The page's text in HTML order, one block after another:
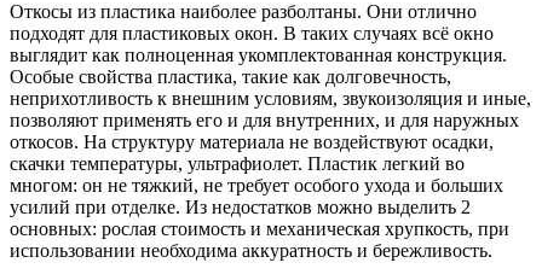
Откосы из пластика наиболее разболтаны. Они отлично
подходят для пластиковых окон. В таких случаях всё окно
выглядит как полноценная укомплектованная конструкция.
Особые свойства пластика, такие как долговечность,
неприхотливость к внешним условиям, звукоизоляция и иные,
позволяют применять его и для внутренних, и для наружных
откосов. На структуру материала не воздействуют осадки,
скачки температуры, ультрафиолет. Пластик легкий во
многом: он не тяжкий, не требует особого ухода и больших
усилий при отделке. Из недостатков можно выделить 2
основных: рослая стоимость и механическая хрупкость, при
использовании необходима аккуратность и бережливость.